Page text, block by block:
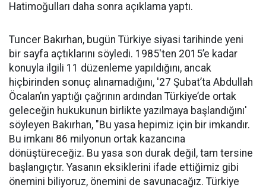
Hatimoğulları daha sonra açıklama yaptı.
Tuncer Bakırhan, bugün Türkiye siyasi tarihinde yeni
bir sayfa açtıklarını söyledi. 1985'ten 2015’e kadar
konuyla ilgili 11 düzenleme yapıldığını, ancak
hiçbirinden sonuç alınamadığını, '27 Şubat’ta Abdullah
Öcalan’ın yaptığı çağrının ardından Türkiye’de ortak
geleceğin hukukunun birlikte yazılmaya başlandığını'
söyleyen Bakırhan, "Bu yasa hepimiz için bir imkandır.
Bu imkanı 86 milyonun ortak kazancına
dönüştüreceğiz. Bu yasa son durak değil, tam tersine
başlangıçtır. Yasanın eksiklerini ifade ettiğimiz gibi
önemini biliyoruz, önemini de savunacağız. Türkiye